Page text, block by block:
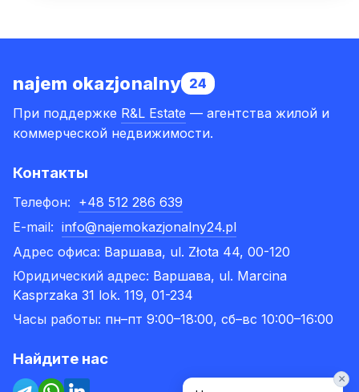
najem okazjonalny 24
При поддержке R&L Estate — агентства жилой и
коммерческой недвижимости.
Контакты
Телефон: +48 512 286 639
E-mail: info@najemokazjonalny24.pl
Адрес офиса: Варшава, ul. Złota 44, 00-120
Юридический адрес: Варшава, ul. Marcina
Kasprzaka 31 lok. 119, 01-234
Часы работы: пн–пт 9:00–18:00, сб–вс 10:00–16:00
Найдите нас
×